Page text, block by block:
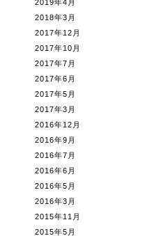
2019年4月
2018年3月
2017年12月
2017年10月
2017年7月
2017年6月
2017年5月
2017年3月
2016年12月
2016年9月
2016年7月
2016年6月
2016年5月
2016年3月
2015年11月
2015年5月